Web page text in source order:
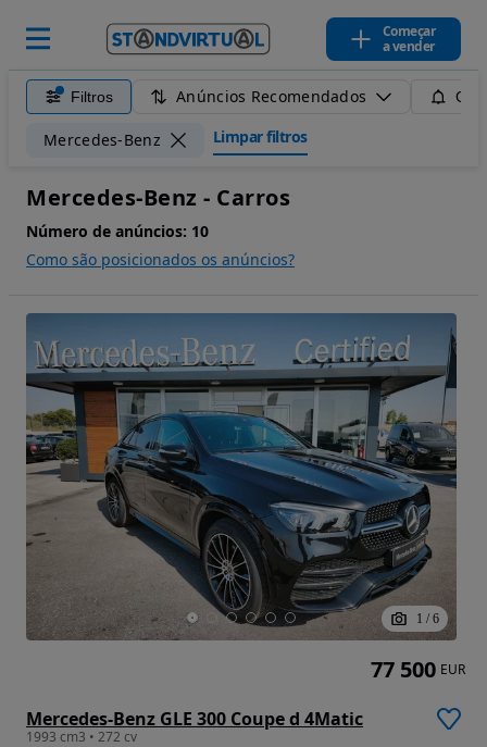
Começar
a vender
Filtros Anúncios Recomendados
Mercedes-Benz Limpar filtros
Mercedes-Benz - Carros
Número de anúncios: 10
Como são posicionados os anúncios?
1 / 6
Mercedes-Benz GLE 300 Coupe d 4Matic
1993 cm3 • 272 cv
77 500 EUR